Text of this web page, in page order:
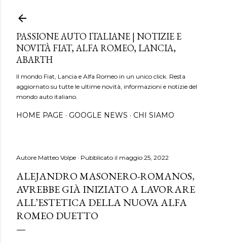
PASSIONE AUTO ITALIANE | NOTIZIE E
NOVITÀ FIAT, ALFA ROMEO, LANCIA,
ABARTH
Il mondo Fiat, Lancia e Alfa Romeo in un unico click. Resta
aggiornato su tutte le ultime novità, informazioni e notizie del
mondo auto italiano.
HOME PAGE GOOGLE NEWS CHI SIAMO
Autore Matteo Volpe Pubblicato il maggio 25, 2022
ALEJANDRO MASONERO-ROMANOS,
AVREBBE GIÀ INIZIATO A LAVORARE
ALL’ESTETICA DELLA NUOVA ALFA
ROMEO DUETTO